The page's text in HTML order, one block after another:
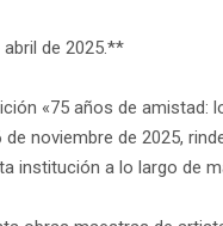
de 2025.**
«75 años de amistad:
noviembre de 2025,
institución a lo largo de